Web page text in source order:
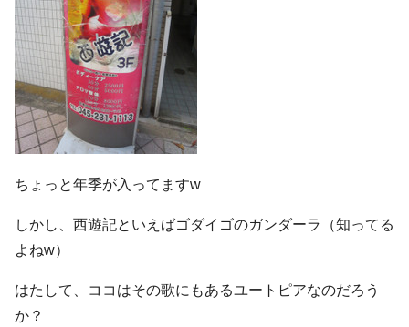
ちょっと年季が入ってますw
しかし、西遊記といえばゴダイゴのガンダーラ（知ってる
よねw）
はたして、ココはその歌にもあるユートピアなのだろう
か？